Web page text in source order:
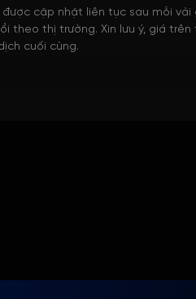
được cập nhật liên tục sau mỗi vài
theo thị trường. Xin lưu ý, giá trên
cuối cùng.